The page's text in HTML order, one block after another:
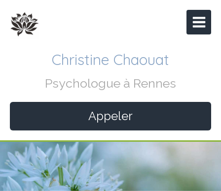
Christine Chaouat
Psychologue à Rennes
Appeler